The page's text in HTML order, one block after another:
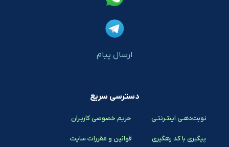
ارسال پیام
دسترسی سریع
نوبت‌دهـی اینتـرنتـی
پیگیری با کد رهگیری
حریم خصوصی کاربـران
قوانین و مقررات سایت